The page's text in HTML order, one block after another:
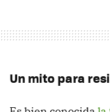
Un mito para